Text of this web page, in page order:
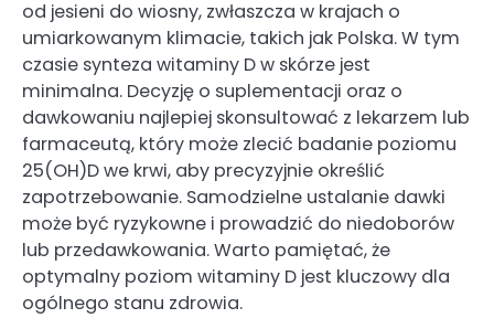
od jesieni do wiosny, zwłaszcza w krajach o
umiarkowanym klimacie, takich jak Polska. W tym
czasie synteza witaminy D w skórze jest
minimalna. Decyzję o suplementacji oraz o
dawkowaniu najlepiej skonsultować z lekarzem lub
farmaceutą, który może zlecić badanie poziomu
25(OH)D we krwi, aby precyzyjnie określić
zapotrzebowanie. Samodzielne ustalanie dawki
może być ryzykowne i prowadzić do niedoborów
lub przedawkowania. Warto pamiętać, że
optymalny poziom witaminy D jest kluczowy dla
ogólnego stanu zdrowia.